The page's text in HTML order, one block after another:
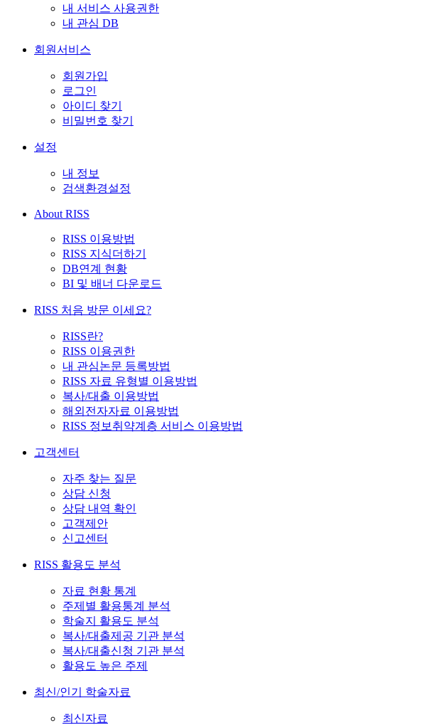
내 서비스 사용권한
내 관심 DB
회원서비스
회원가입
로그인
아이디 찾기
비밀번호 찾기
설정
내 정보
검색환경설정
About RISS
RISS 이용방법
RISS 지식더하기
DB연계 현황
BI 및 배너 다운로드
RISS 처음 방문 이세요?
RISS란?
RISS 이용권한
내 관심논문 등록방법
RISS 자료 유형별 이용방법
복사/대출 이용방법
해외전자자료 이용방법
RISS 정보취약계층 서비스 이용방법
고객센터
자주 찾는 질문
상담 신청
상담 내역 확인
고객제안
신고센터
RISS 활용도 분석
자료 현황 통계
주제별 활용통계 분석
학술지 활용도 분석
복사/대출제공 기관 분석
복사/대출신청 기관 분석
활용도 높은 주제
최신/인기 학술자료
최신자료